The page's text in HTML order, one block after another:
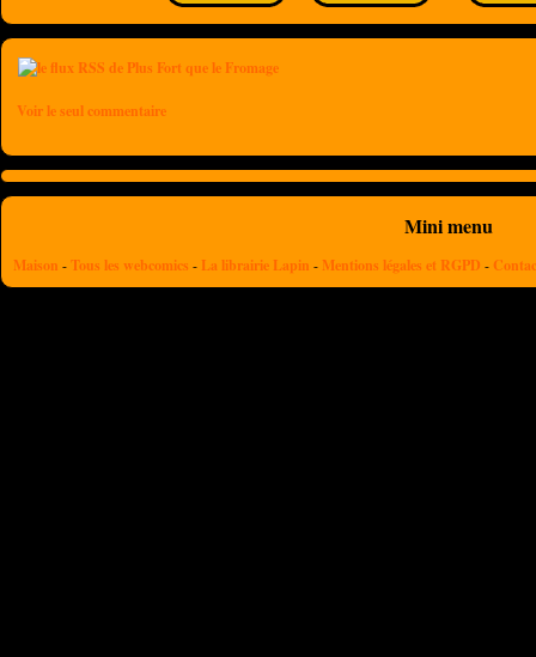
Voir le seul commentaire
Mini menu
Maison -Tous les webcomics - La librairie Lapin - Mentions légales et RGPD -